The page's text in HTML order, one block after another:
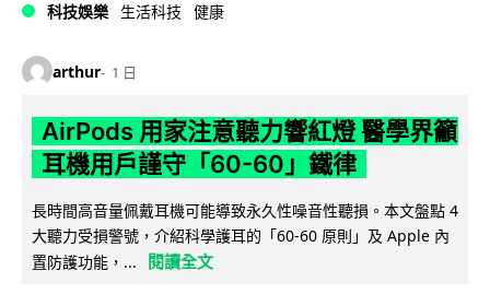
科技娛樂 生活科技 健康
arthur 1 日
AirPods 用家注意聽力響紅燈 醫學界籲
耳機用戶謹守「60-60」鐵律
長時間高音量佩戴耳機可能導致永久性噪音性聽損。本文盤點 4
大聽力受損警號，介紹科學護耳的「60-60 原則」及 Apple 內
置防護功能，...
閱讀全文